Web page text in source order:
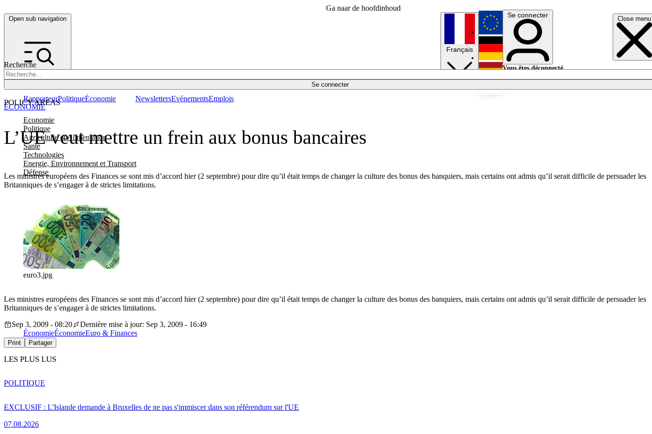
Ga naar de hoofdinhoud
Open sub navigation Close menu
Recherche
Se connecter
POLICY AREAS
Economie
Politique
Agriculture et Alimentation
Santé
Technologies
Energie, Environnement et Transport
Défense
RapporteurPolitiqueÉconomie NewslettersEvénementsEmplois
Français
English
Deutsch
Se connecter
Vous êtes déconnecté.
L’UE veut mettre un frein aux bonus bancaires
Les ministres européens des Finances se sont mis d’accord hier (2 septembre) pour dire qu’il était temps de changer la culture des bonus des banquiers, mais certains ont admis qu’il serait difficile de persuader les
Britanniques de s’engager à de strictes limitations.
ÉCONOMIE
euro3.jpg
Les ministres européens des Finances se sont mis d’accord hier (2 septembre) pour dire qu’il était temps de changer la culture des bonus des banquiers, mais certains ont admis qu’il serait difficile de persuader les
Britanniques de s’engager à de strictes limitations.
Sep 3, 2009 - 08:20
Dernière mise à jour: Sep 3, 2009 - 16:49
ÉconomieÉconomieEuro & Finances
Print Partager
LES PLUS LUS
EXCLUSIF : L'Islande demande à Bruxelles de ne pas s'immiscer dans son référendum sur l'UE
07.08.2026
POLITIQUE